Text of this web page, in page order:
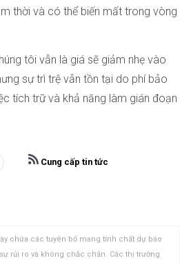
thời và có thể biến mất trong vòng
tôi vẫn là giá sẽ giảm nhẹ vào
sự trì trệ vẫn tồn tại do phí bảo
tích trữ và khả năng làm gián đoạn
Cung cấp tin tức
chứa các tuyên bố mang tính chất dự báo
rủi ro và không chắc chắn. Các thị trường